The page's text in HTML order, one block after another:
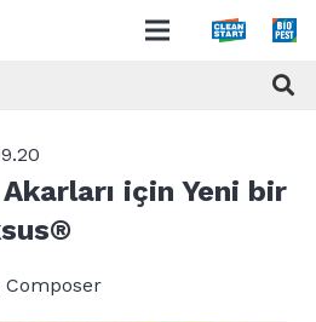
için Yeni bir
Composer